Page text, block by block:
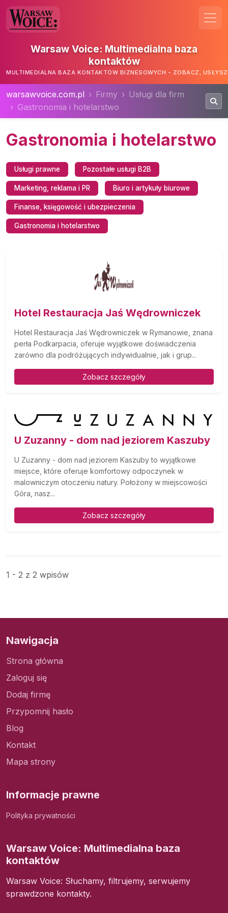
Warsaw Voice: Multimedialna baza
kontaktów
MULTIMEDIALNA BAZA KONTAKTÓW BIZNESOWYCH - ZOBACZ,
warsawvoice.com.pl Firmy
Usługi dla firm
Gastronomia i hotelarstwo
Gastronomia i hotelarstwo
Usługi prawne Pozostałe usługi B2B
Marketing, reklama i PR Biuro i artykuły biurowe
Finanse, księgowość i ubezpieczenia
Gastronomia i hotelarstwo
Hotel Restauracja Jaś Wędrowniczek
Hotel Restauracja Jaś Wędrowniczek w Rymanowie, znana
perła Podkarpacia, oferuje wyjątkowe doświadczenia
zarówno dla podróżujących indywidualnie, jak i grup...
Zobacz szczegóły
U Zuzanny - dom nad jeziorem Kaszuby
U Zuzanny - dom nad jeziorem Kaszuby to wyjątkowe
miejsce, które oferuje komfortowy odpoczynek w
malowniczym otoczeniu natury. Położony w miejscowości
Góra, nasz...
Zobacz szczegóły
1 - 2 z 2 wpisów
Nawigacja
Strona główna
Zaloguj się
Dodaj firmę
Przypomnij hasło
Blog
Kontakt
Mapa strony
Informacje prawne
Polityka prywatności
Warsaw Voice: Multimedialna baza
kontaktów
Warsaw Voice: Słuchamy, filtrujemy, serwujemy
sprawdzone kontakty.